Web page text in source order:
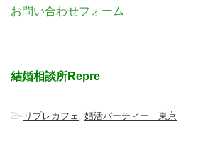
お問い合わせフォーム
結婚相談所Repre
- リプレカフェ , 婚活パーティー 東京